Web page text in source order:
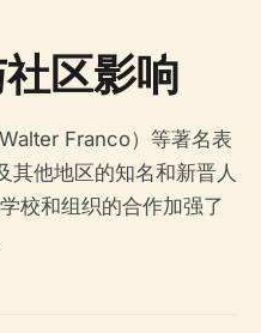
区影响
Franco）等著名表
其他地区的知名和新晋人
校和组织的合作加强了